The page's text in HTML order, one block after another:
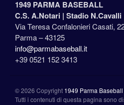
1949 PARMA BASEBALL
C.S. A.Notari | Stadio N.Cavalli
Via Teresa Confalonieri Casati,
Parma – 43125
info@parmabaseball.it
+39 0521 152 3413
©2026 Copyright 1949 Parma Baseball
Tutti i contenuti di questa pagina sono